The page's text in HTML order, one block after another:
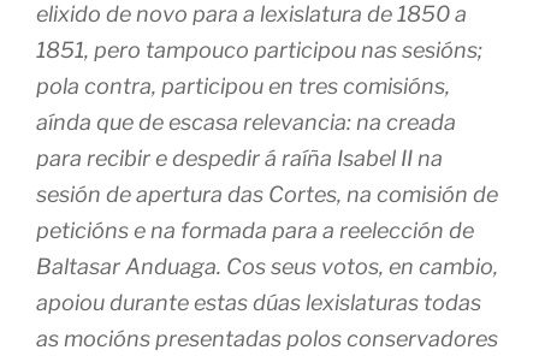
elixido de novo para a lexislatura de 1850 a
1851, pero tampouco participou nas sesións;
pola contra, participou en tres comisións,
aínda que de escasa relevancia: na creada
para recibir e despedir á raíña Isabel II na
sesión de apertura das Cortes, na comisión de
peticións e na formada para a reelección de
Baltasar Anduaga. Cos seus votos, en cambio,
apoiou durante estas dúas lexislaturas todas
as mocións presentadas polos conservadores